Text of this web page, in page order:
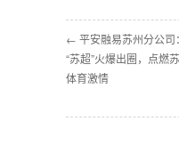
← 平安融易苏州分公司：
“苏超”火爆出圈，点燃
体育激情